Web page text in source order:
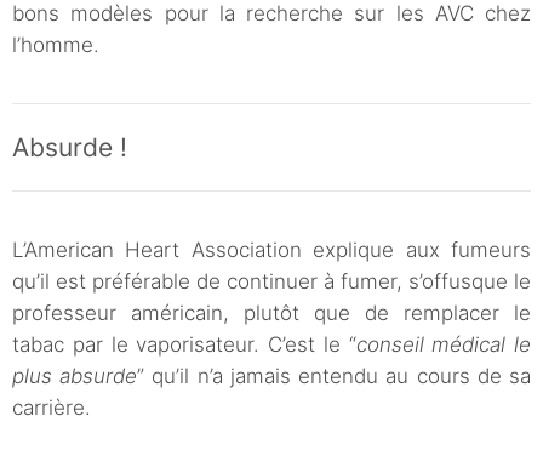
bons modèles pour la recherche sur les AVC chez
l’homme.
Absurde !
L’American Heart Association explique aux fumeurs
qu’il est préférable de continuer à fumer, s’offusque le
professeur américain, plutôt que de remplacer le
tabac par le vaporisateur. C’est le “conseil médical le
plus absurde” qu’il n’a jamais entendu au cours de sa
carrière.